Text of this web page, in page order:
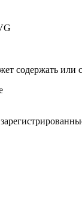
содержать или